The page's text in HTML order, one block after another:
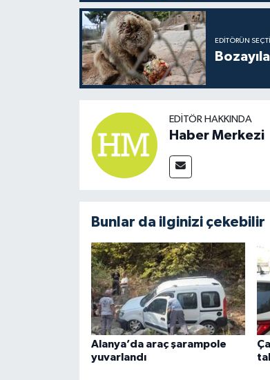
EDITÖRÜN
EDITÖR HAKKINDA
Haber Merkezi
Bunlar da ilginizi çekebilir
Alanya’da araç şarampole
yuvarlandı